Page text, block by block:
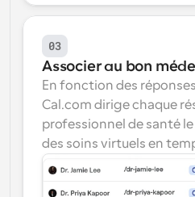
03
Associer au bon
En fonction des
Cal.com dirige chaque
professionnel de santé
des soins virtuels en